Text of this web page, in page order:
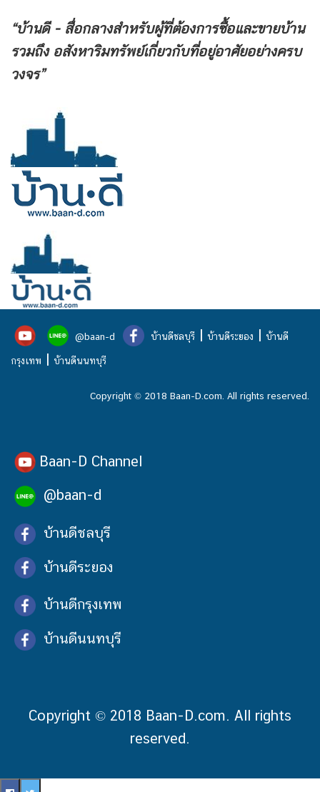
“บ้านดี - สื่อกลางสำหรับผู้ที่ต้องการซื้อและขายบ้าน
รวมถึง อสังหาริมทรัพย์เกี่ยวกับที่อยู่อาศัยอย่างครบ
วงจร”
@baan-d บ้านดีชลบุรี | บ้านดีระยอง | บ้านดี
กรุงเทพ | บ้านดีนนทบุรี
Copyright © 2018 Baan-D.com. All rights reserved.
Baan-D Channel
@baan-d
บ้านดีชลบุรี
บ้านดีระยอง
บ้านดีกรุงเทพ
บ้านดีนนทบุรี
Copyright © 2018 Baan-D.com. All rights
reserved.